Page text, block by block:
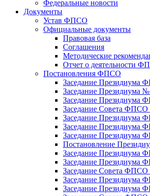
Федеральные новости
Документы
Устав ФПСО
Официальные документы
Правовая база
Соглашения
Методические
Отчет о деятельности
Постановления ФПСО
Заседание Президиума
Заседание Президиума
Заседание Президиума
Заседание Совета ФПСО
Заседание Президиума
Заседание Президиума
Заседание Президиума
Постановление
Заседание Президиума
Заседание Президиума
Заседание Совета ФПСО
Заседание Президиума
Заседание Президиума